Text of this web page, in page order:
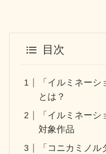
目次
「イルミネーシ
とは？
「イルミネーシ
対象作品
「コニカミノ